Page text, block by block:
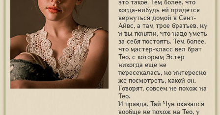
это такое. Тем более, что
когда-нибудь ей придется
вернуться домой в Сент-
Айвс, а там трое братьев, ну
и вы поняли, что надо уметь
за себя постоять. Тем более,
что мастер-класс вел брат
Тео, с которым Эстер
никогда еще не
пересекалась, но интересно
же посмотреть, какой он.
Говорят, совсем не похож на
Тео.
И правда, Тай Чун оказался
вообще не похож на Тео, у